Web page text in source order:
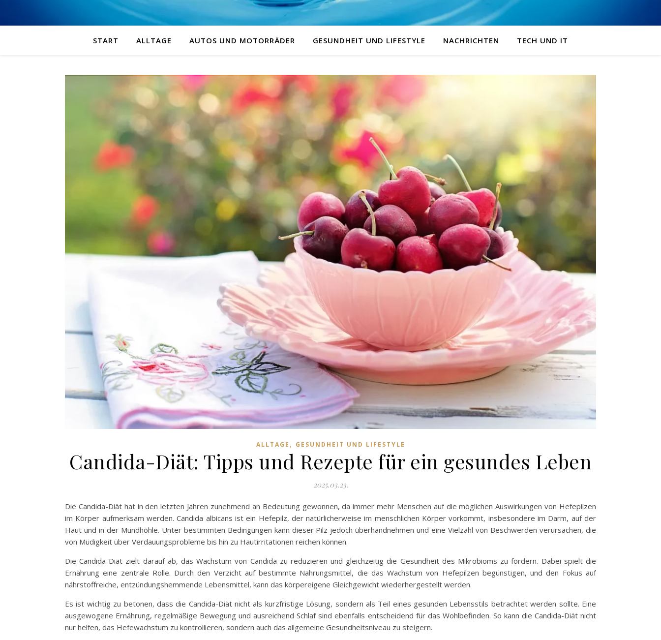
START ALLTAGE AUTOS UND MOTORRÄDER GESUNDHEIT UND LIFESTYLE NACHRICHTEN TECH UND IT
ALLTAGE , GESUNDHEIT UND LIFESTYLE
Candida-Diät: Tipps und Rezepte für ein gesundes Leben
2025.03.23.
Die Candida-Diät hat in den letzten Jahren zunehmend an Bedeutung gewonnen, da immer mehr Menschen auf die möglichen Auswirkungen von Hefepilzen
im Körper aufmerksam werden. Candida albicans ist ein Hefepilz, der natürlicherweise im menschlichen Körper vorkommt, insbesondere im Darm, auf der
Haut und in der Mundhöhle. Unter bestimmten Bedingungen kann dieser Pilz jedoch überhandnehmen und eine Vielzahl von Beschwerden verursachen, die
von Müdigkeit über Verdauungsprobleme bis hin zu Hautirritationen reichen können.
Die Candida-Diät zielt darauf ab, das Wachstum von Candida zu reduzieren und gleichzeitig die Gesundheit des Mikrobioms zu fördern. Dabei spielt die
Ernährung eine zentrale Rolle. Durch den Verzicht auf bestimmte Nahrungsmittel, die das Wachstum von Hefepilzen begünstigen, und den Fokus auf
nährstoffreiche, entzündungshemmende Lebensmittel, kann das körpereigene Gleichgewicht wiederhergestellt werden.
Es ist wichtig zu betonen, dass die Candida-Diät nicht als kurzfristige Lösung, sondern als Teil eines gesunden Lebensstils betrachtet werden sollte. Eine
ausgewogene Ernährung, regelmäßige Bewegung und ausreichend Schlaf sind ebenfalls entscheidend für das Wohlbefinden. So kann die Candida-Diät nicht
nur helfen, das Hefewachstum zu kontrollieren, sondern auch das allgemeine Gesundheitsniveau zu steigern.